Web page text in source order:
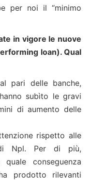
per noi il “minimo
in vigore le nuove
loan). Qual
pari delle banche,
subìto le gravi
di aumento delle
rispetto alle
Npl. Per di più,
quale conseguenza
prodotto rilevanti